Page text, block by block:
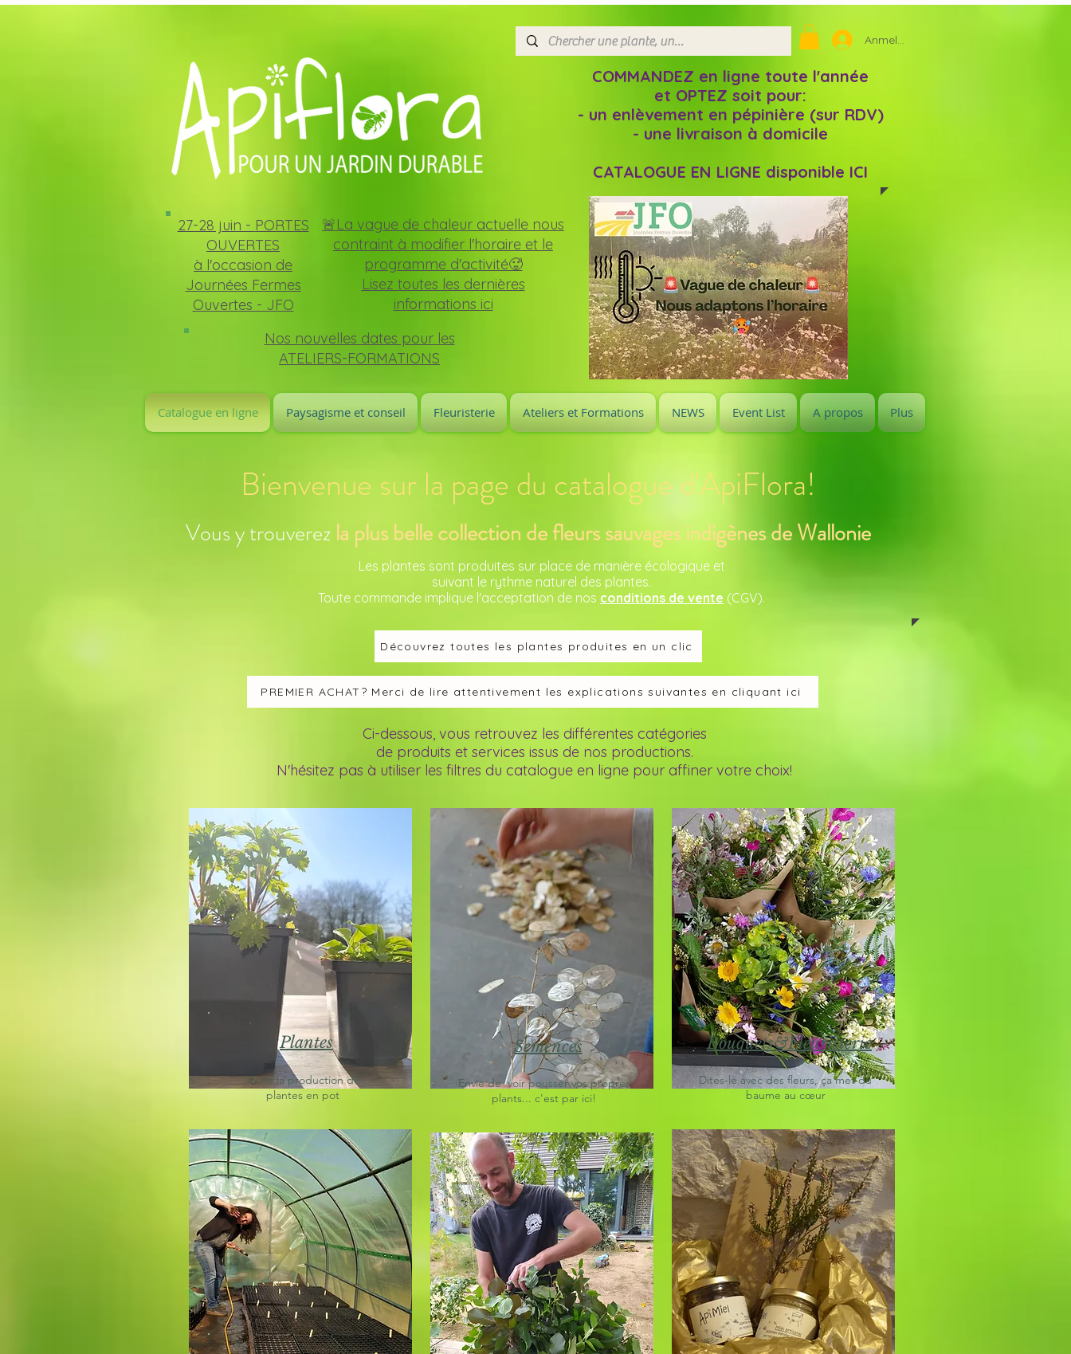
Anmelden
COMMANDEZ en ligne toute l'année
et OPTEZ soit pour:
- un enlèvement en pépinière (sur RDV)
- une livraison à domicile
CATALOGUE EN LIGNE disponible ICI
27-28 juin - PORTES
OUVERTES
à l'occasion de
Journées Fermes
Ouvertes - JFO
🚨La vague de chaleur actuelle nous
contraint à modifier l'horaire et le
programme d'activité🥵
Lisez toutes les dernières
informations ici
Nos nouvelles dates pour les
ATELIERS-FORMATIONS
Catalogue en ligne Paysagisme et conseil Fleuristerie Ateliers et Formations NEWS Event List A propos Plus
Bienvenue sur la page du catalogue d'ApiFlora!
Vous y trouverez la plus belle collection de fleurs sauvages indigènes de Wallonie
Les plantes sont produites sur place de manière écologique et
suivant le rythme naturel des plantes.
Toute commande implique l'acceptation de nos conditions de vente (CGV).
Découvrez toutes les plantes produites en un clic
PREMIER ACHAT? Merci de lire attentivement les explications suivantes en cliquant ici
Ci-dessous, vous retrouvez les différentes catégories
de produits et services issus de nos productions.
N'hésitez pas à utiliser les filtres du catalogue en ligne pour affiner votre choix!
Plantes
Toute la production de
plantes en pot
Semences
Envie de voir pousser vos propres
plants... c'est par ici!
Bouquets&Fleuristerie
Dites-le avec des fleurs, ça met du
baume au cœur